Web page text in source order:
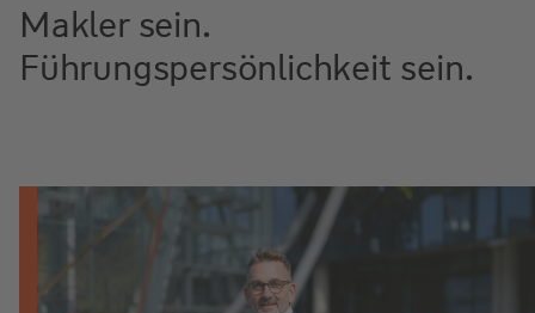
Makler sein.
Führungspersönlichkeit sein.